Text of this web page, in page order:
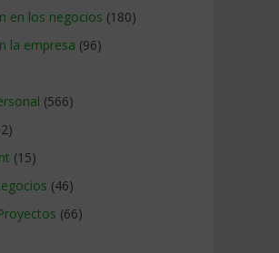
en los negocios (180)
la empresa (96)
(566)
(15)
(46)
(66)